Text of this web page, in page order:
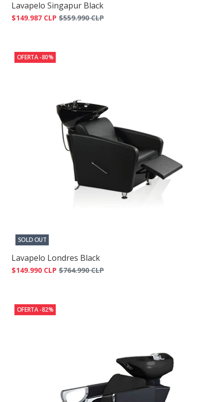
Lavapelo Singapur Black
$149.987 CLP $559.990 CLP
OFERTA -80%
SOLD OUT
Lavapelo Londres Black
$149.990 CLP $764.990 CLP
OFERTA -82%